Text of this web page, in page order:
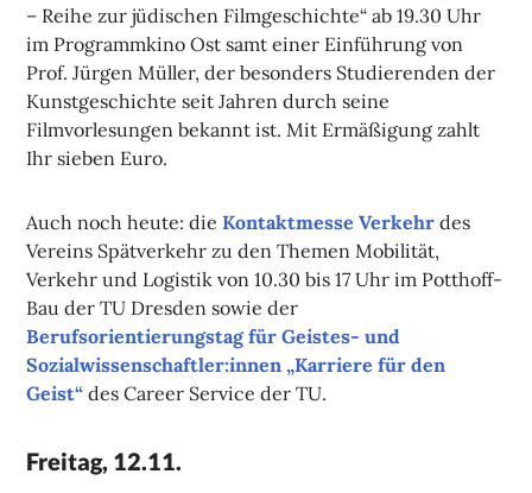
– Reihe zur jüdischen Filmgeschichte“ ab 19.30 Uhr
im Programmkino Ost samt einer Einführung von
Prof. Jürgen Müller, der besonders Studierenden der
Kunstgeschichte seit Jahren durch seine
Filmvorlesungen bekannt ist. Mit Ermäßigung zahlt
Ihr sieben Euro.
Auch noch heute: dieKontaktmesse Verkehr des
Vereins Spätverkehr zu den Themen Mobilität,
Verkehr und Logistik von 10.30 bis 17 Uhr im Potthoff-
Bau der TU Dresden sowie der
Berufsorientierungstag für Geistes- und
Sozialwissenschaftler:innen „Karriere für den
Geist“ des Career Service der TU.
Freitag, 12.11.